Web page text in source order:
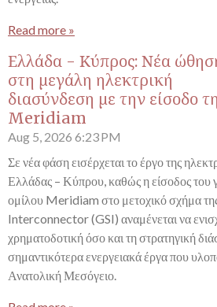
Read more »
Ελλάδα - Κύπρος: Νέα
στη μεγάλη ηλεκτρική
διασύνδεση με την είσοδο
Meridiam
Aug 5, 2026 6:23 PM
Σε νέα φάση εισέρχεται το έργο της
Ελλάδας – Κύπρου, καθώς η είσοδος του
ομίλου Meridiam στο μετοχικό σχήμα
Interconnector (GSI) αναμένεται να
χρηματοδοτική όσο και τη στρατηγική
σημαντικότερα ενεργειακά έργα που
Ανατολική Μεσόγειο.